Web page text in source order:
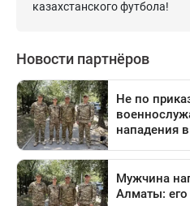
казахстанского футбола!